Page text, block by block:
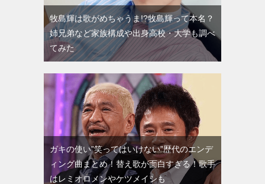
牧島輝は歌がめちゃうま!?牧島輝って本名？
姉兄弟など家族構成や出身高校・大学も調べ
てみた
ガキの使い”笑ってはいけない”歴代のエンデ
ィング曲まとめ！替え歌が面白すぎる！歌手
はレミオロメンやケツメイシも